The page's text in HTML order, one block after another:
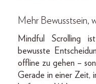
Mehr Bewusstsein,
Mindful Scrolling
bewusste
offline zu gehen –
Gerade in einer Zeit,